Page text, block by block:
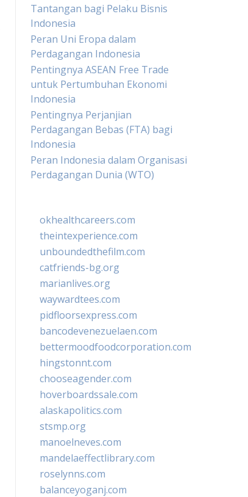
Tantangan bagi Pelaku Bisnis
Indonesia
Peran Uni Eropa dalam
Perdagangan Indonesia
Pentingnya ASEAN Free Trade
untuk Pertumbuhan Ekonomi
Indonesia
Pentingnya Perjanjian
Perdagangan Bebas (FTA) bagi
Indonesia
Peran Indonesia dalam Organisasi
Perdagangan Dunia (WTO)
okhealthcareers.com
theintexperience.com
unboundedthefilm.com
catfriends-bg.org
marianlives.org
waywardtees.com
pidfloorsexpress.com
bancodevenezuelaen.com
bettermoodfoodcorporation.com
hingstonnt.com
chooseagender.com
hoverboardssale.com
alaskapolitics.com
stsmp.org
manoelneves.com
mandelaeffectlibrary.com
roselynns.com
balanceyoganj.com